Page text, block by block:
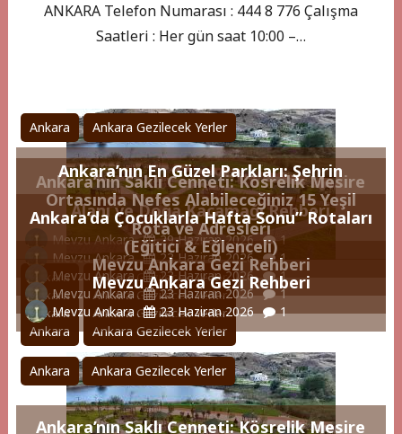
ANKARA Telefon Numarası : 444 8 776 Çalışma
Saatleri : Her gün saat 10:00 –…
Ankara Ankara Gezilecek Yerler
Ankara’nın Saklı Cenneti: Kösrelik Mesire
Alanı ve Doğa Kaçamağı Rehberi
Mevzu Ankara 29 Haziran 2026 1
Ankara Ankara Gezilecek Yerler
Ankara’nın En Güzel Parkları: Şehrin
Ortasında Nefes Alabileceğiniz 15 Yeşil
Rota ve Adresleri
Mevzu Ankara 23 Haziran 2026 1
Ankara Ankara Gezilecek Yerler
Ankara’da Çocuklarla Hafta Sonu” Rotaları
(Eğitici & Eğlenceli)
Mevzu Ankara 23 Haziran 2026 1
Ankara Ankara Gezilecek Yerler
Mevzu Ankara Gezi Rehberi
Mevzu Ankara 23 Haziran 2026 1
Ankara Ankara Gezilecek Yerler
Mevzu Ankara Gezi Rehberi
Mevzu Ankara 23 Haziran 2026 1
Ankara Ankara Gezilecek Yerler
Ankara’nın Saklı Cenneti: Kösrelik Mesire